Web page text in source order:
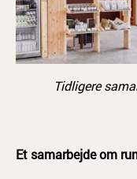
Tidligere
Et samarbejde om